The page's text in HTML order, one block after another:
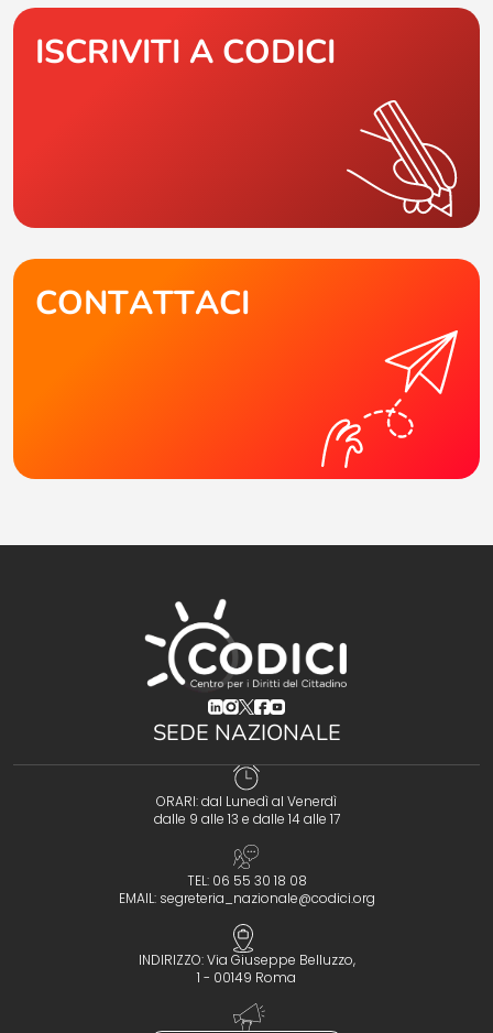
ISCRIVITI A CODICI
CONTATTACI
(opens in a new tab)
(opens in a new tab)
(opens in a new tab)
(opens in a new tab)
(opens in a new tab)
SEDE NAZIONALE
ORARI: dal Lunedì al Venerdì
dalle 9 alle 13 e dalle 14 alle 17
TEL: 06 55 30 18 08
EMAIL: segreteria_nazionale@codici.org
INDIRIZZO: Via Giuseppe Belluzzo,
1 - 00149 Roma